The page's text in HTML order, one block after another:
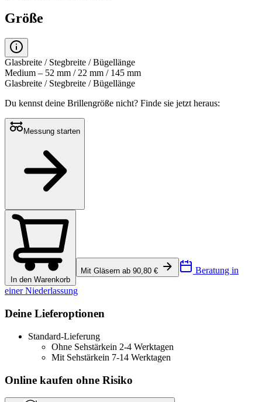
Größe
Glasbreite / Stegbreite / Bügellänge
Medium – 52 mm / 22 mm / 145 mm
Glasbreite / Stegbreite / Bügellänge
Du kennst deine Brillengröße nicht? Finde sie jetzt heraus:
Messung starten
In den Warenkorb
Mit Gläsern ab 90,80 € Beratung in
einer Niederlassung
Deine Lieferoptionen
Standard-Lieferung
Ohne Sehstärkein 2-4 Werktagen
Mit Sehstärkein 7-14 Werktagen
Online kaufen ohne Risiko